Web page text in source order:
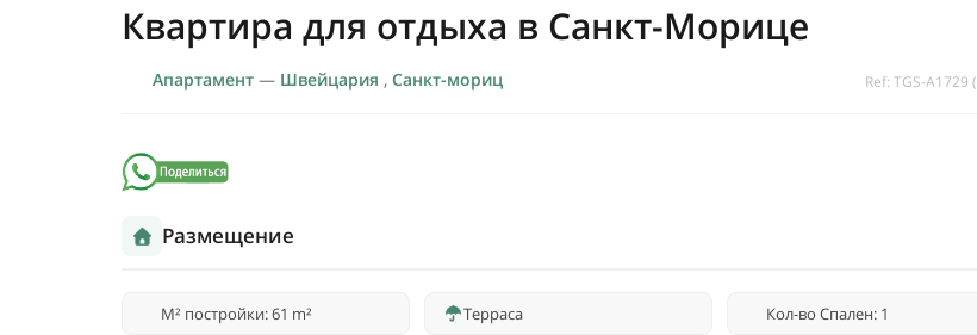
Квартира для отдыха в Санкт-Морице
Апартамент — Швейцария , Санкт-мориц Ref: TGS-A1729 (
Размещение
M² постройки: 61 m² Терраса Кол-во Спален: 1